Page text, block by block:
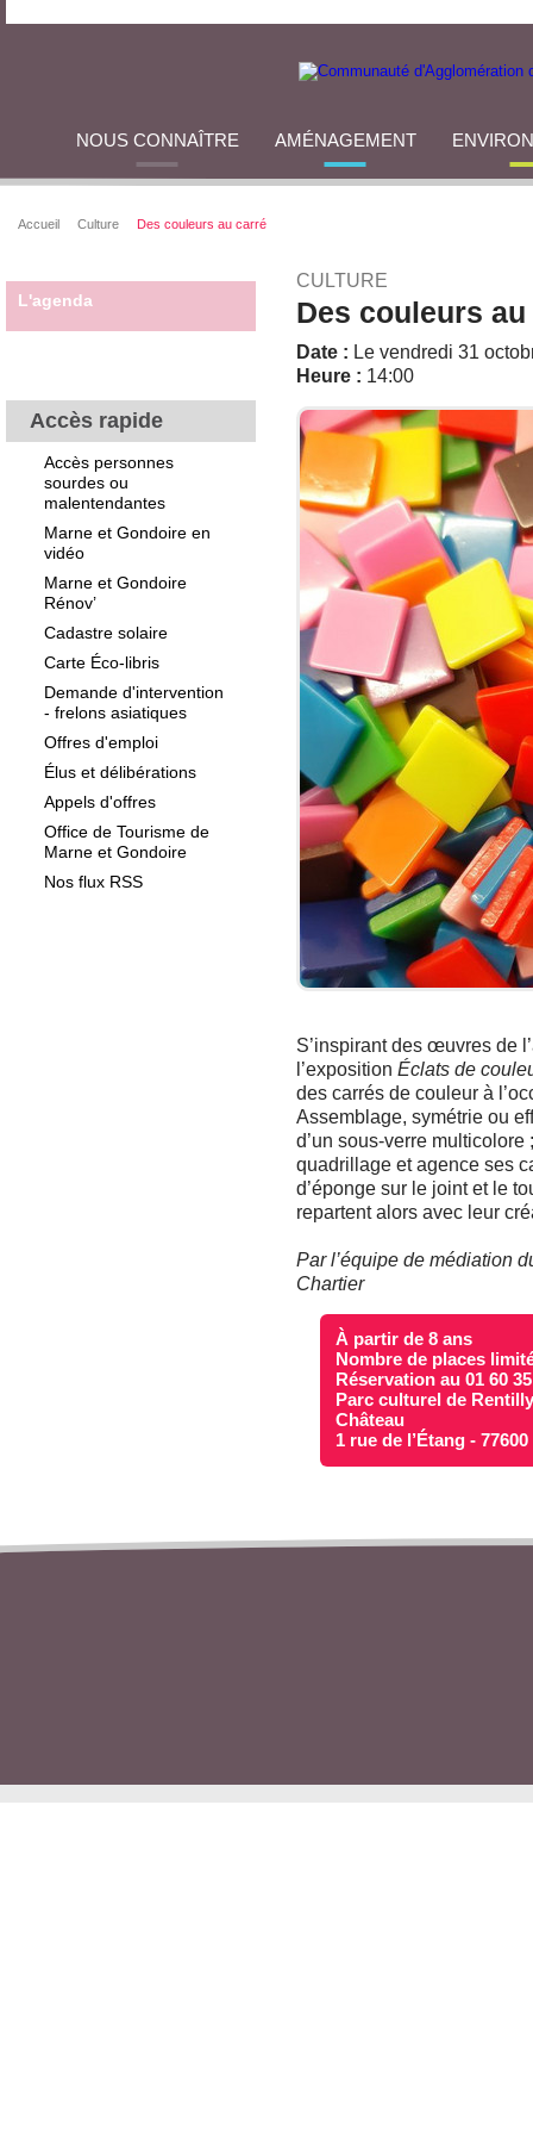
NOUS CONNAÎTRE AMÉNAGEMENT
Accueil Culture Des couleurs au carré
L'agenda
Accès rapide
Accès personnes
sourdes ou
malentendantes
Marne et Gondoire en
vidéo
Marne et Gondoire
Rénov’
Cadastre solaire
Carte Éco-libris
Demande d'intervention
- frelons asiatiques
Offres d'emploi
Élus et délibérations
Appels d'offres
Office de Tourisme de
Marne et Gondoire
Nos flux RSS
CULTURE
Des couleurs
Date : Le vendredi 31
Heure : 14:00
S’inspirant des œuvres de
l’exposition Éclats de
des carrés de couleur à
Assemblage, symétrie ou
d’un sous-verre
quadrillage et agence ses
d’éponge sur le joint et le
repartent alors avec leur
Par l’équipe de médiation
Chartier
À partir de 8 ans
Nombre de places
Réservation au 01 60
Parc culturel de
Château
1 rue de l’Étang -